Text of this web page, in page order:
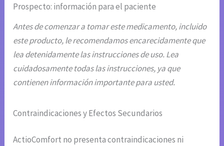
Prospecto: información para el paciente
Antes de comenzar a tomar este medicamento, incluido
este producto, le recomendamos encarecidamente que
lea detenidamente las instrucciones de uso. Lea
cuidadosamente todas las instrucciones, ya que
contienen información importante para usted.
Contraindicaciones y Efectos Secundarios
ActioComfort no presenta contraindicaciones ni